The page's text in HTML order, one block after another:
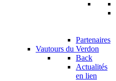
Partenaires
Vautours du Verdon
Back
Actualités
en lien